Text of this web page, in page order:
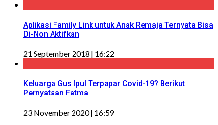
Aplikasi Family Link untuk Anak Remaja Ternyata Bisa
Di-Non Aktifkan
21 September 2018 | 16:22
Keluarga Gus Ipul Terpapar Covid-19? Berikut
Pernyataan Fatma
23 November 2020 | 16:59